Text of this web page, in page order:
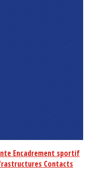
Encadrement sportif
Contacts